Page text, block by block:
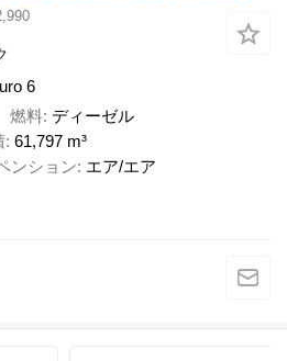
6
燃料 ディーゼル
61,797 m³
ンション エア/エア